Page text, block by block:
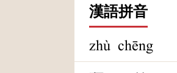
漢語拼音
zhù chēng